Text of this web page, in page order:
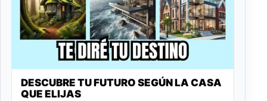
DESCUBRE TU FUTURO SEGÚN LA CASA
QUE ELIJAS